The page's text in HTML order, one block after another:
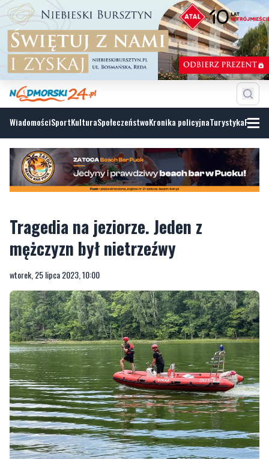
WiadomościSportKulturaSpołeczeństwoKronika policyjnaTurystyka
Tragedia na jeziorze. Jeden z
mężczyzn był nietrzeźwy
wtorek, 25 lipca 2023, 10:00